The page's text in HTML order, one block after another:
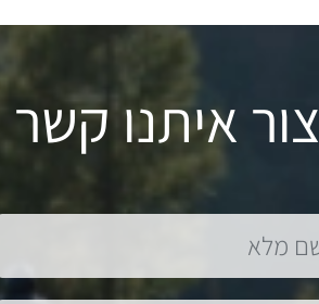
צור איתנו קשר